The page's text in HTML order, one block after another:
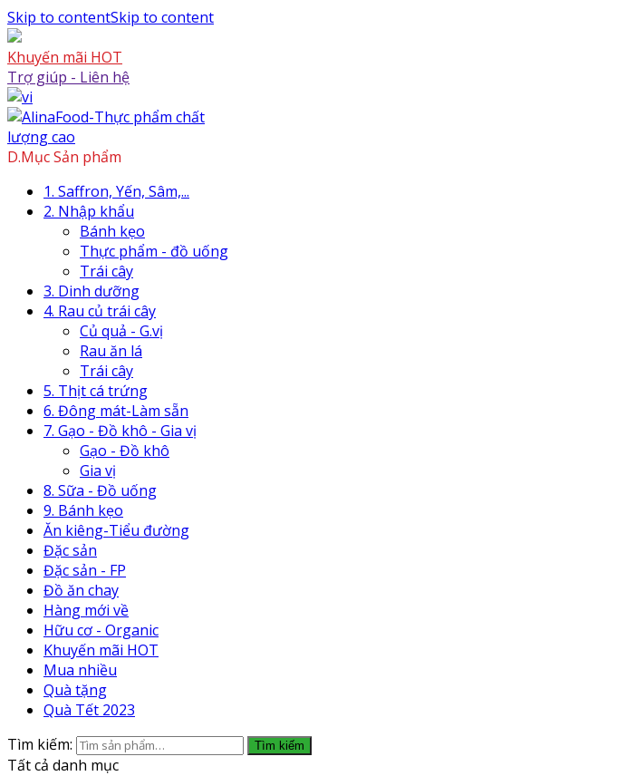
Skip to contentSkip to content
Khuyến mãi HOT
Trợ giúp - Liên hệ
D.Mục Sản phẩm
1. Saffron, Yến, Sâm,...
2. Nhập khẩu
Bánh kẹo
Thực phẩm - đồ uống
Trái cây
3. Dinh dưỡng
4. Rau củ trái cây
Củ quả - G.vị
Rau ăn lá
Trái cây
5. Thịt cá trứng
6. Đông mát-Làm sẵn
7. Gạo - Đồ khô - Gia vị
Gạo - Đồ khô
Gia vị
8. Sữa - Đồ uống
9. Bánh kẹo
Ăn kiêng-Tiểu đường
Đặc sản
Đặc sản - FP
Đồ ăn chay
Hàng mới về
Hữu cơ - Organic
Khuyến mãi HOT
Mua nhiều
Quà tặng
Quà Tết 2023
Tìm kiếm:
Tìm kiếm
Tất cả danh mục